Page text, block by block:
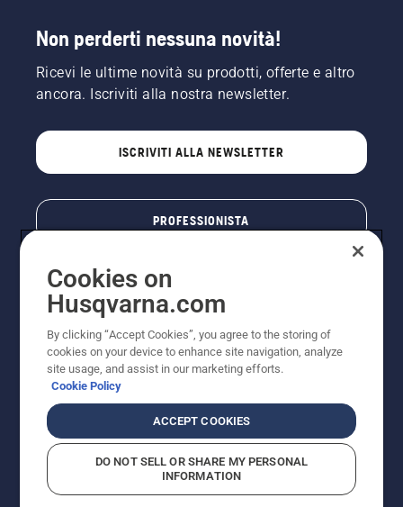
Non perderti nessuna novità!
Ricevi le ultime novità su prodotti, offerte e altro
ancora. Iscriviti alla nostra newsletter.
ISCRIVITI ALLA NEWSLETTER
PROFESSIONISTA
© Husqvarna AB (publ). Tutti i diritti riservati. I prezzi
pubblicati si intendono raccomandati e arrotondati, non
impegnativi, comprensivi di I.V.A. vigente. FERCAD SpA
- Via Retrone, 49 - 36077 Altavilla Vic. (VI) - Capitale
Sociale € 2.000.000 int. vers. P.I. e C.F. 01252490246 -
Cookies on
Husqvarna.com
By clicking “Accept Cookies”, you agree to the storing of
cookies on your device to enhance site navigation, analyze
site usage, and assist in our marketing efforts.
Cookie Policy
ACCEPT COOKIES
DO NOT SELL OR SHARE MY PERSONAL
INFORMATION